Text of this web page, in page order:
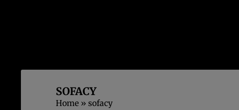
SOFACY
Home » sofacy